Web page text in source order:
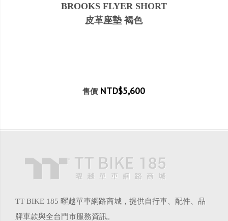
BROOKS FLYER SHORT
皮革座墊 褐色
售價 NTD$5,600
TT BIKE 185 曜越單車網路商城，提供自行車、配件、品
牌車款與全台門市服務資訊。